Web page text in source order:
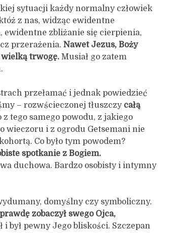
sytuacji każdy normalny człowiek
z nas, widząc ewidentne
ewidentne zbliżanie się cierpienia,
przerażenia. Nawet Jezus, Boży
wielką trwogę. Musiał go zatem
przełamać i jednak powiedzieć
– rozwścieczonej tłuszczy całą
z tego samego powodu, z jakiego
wieczoru i z ogrodu Getsemani nie
Co było tym powodem?
spotkanie z Bogiem.
duchowa. Bardzo osobisty i intymny
domyślny czy symboliczny.
zobaczył swego Ojca,
był pewny Jego bliskości. Szczepan